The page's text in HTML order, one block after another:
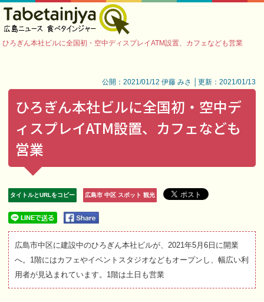
ひろぎん本社ビルに全国初・空中ディスプレイATM設置、カフェなども営業
公開：2021/01/12 伊藤 みさ │更新：2021/01/13
ひろぎん本社ビルに全国初・空中デ
ィスプレイATM設置、カフェなども
営業
タイトルとURLをコピー 広島市 中区 スポット 観光
広島市中区に建設中のひろぎん本社ビルが、2021年5月6日に開業
へ。1階にはカフェやイベントスタジオなどもオープンし、幅広い利
用者が見込まれています。1階は土日も営業